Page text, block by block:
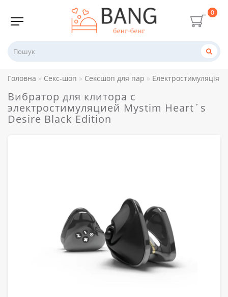
0
Головна Секс-шоп Сексшоп для пар Електростимуляція
Вибратор для клитора с
электростимуляцией Mystim Heart´s
Desire Black Edition